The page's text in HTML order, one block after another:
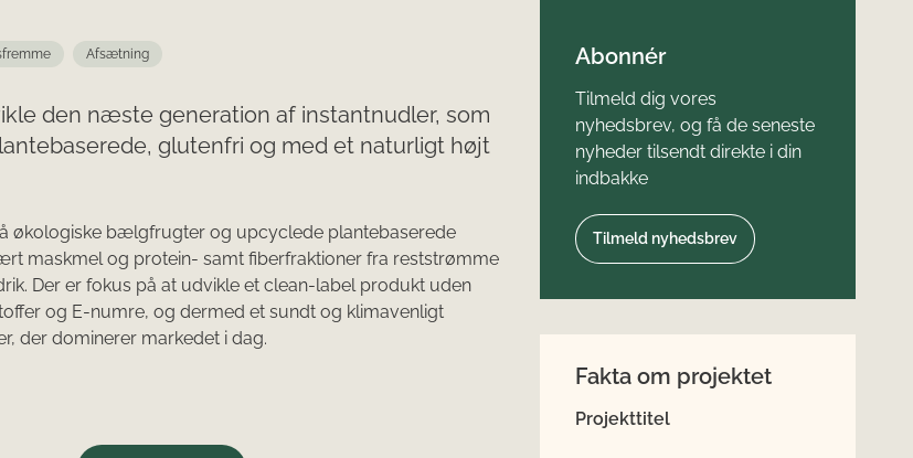
Afsætning
den næste generation af instantnudler, som
glutenfri og med et naturligt højt
økologiske bælgfrugter og upcyclede plantebaserede
maskmel og protein- samt fiberfraktioner fra reststrømme
Der er fokus på at udvikle et clean-label produkt uden
og E-numre, og dermed et sundt og klimavenligt
der dominerer markedet i dag.
Abonnér
Tilmeld dig vores
nyhedsbrev, og få de seneste
nyheder tilsendt direkte i din
indbakke
Tilmeld nyhedsbrev
Fakta om projektet
Projekttitel